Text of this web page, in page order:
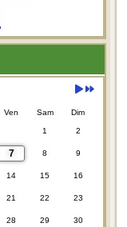
Ven Sam Dim
1 2
7 8 9
14 15 16
21 22 23
28 29 30